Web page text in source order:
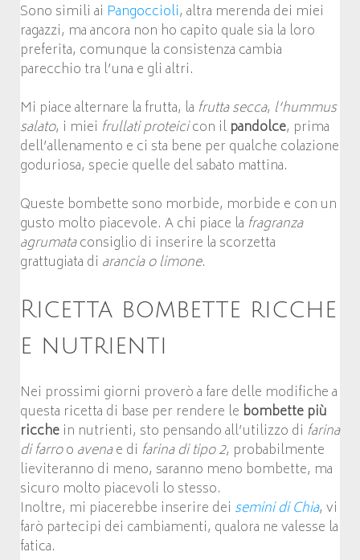
Sono simili ai Pangoccioli, altra merenda dei miei
ragazzi, ma ancora non ho capito quale sia la loro
preferita, comunque la consistenza cambia
parecchio tra l’una e gli altri.
Mi piace alternare la frutta, la frutta secca, l’hummus
salato, i miei frullati proteicicon il pandolce, prima
dell’allenamento e ci sta bene per qualche colazione
goduriosa, specie quelle del sabato mattina.
Queste bombette sono morbide, morbide e con un
gusto molto piacevole. A chi piace la fragranza
agrumataconsiglio di inserire la scorzetta
grattugiata di arancia o limone.
Ricetta bombette ricche
e nutrienti
Nei prossimi giorni proverò a fare delle modifiche a
questa ricetta di base per rendere le bombette più
ricche in nutrienti, sto pensando all’utilizzo di farina
di farroo avenae di farina di tipo 2, probabilmente
lieviteranno di meno, saranno meno bombette, ma
sicuro molto piacevoli lo stesso.
Inoltre, mi piacerebbe inserire dei semini di Chia, vi
farò partecipi dei cambiamenti, qualora ne valesse la
fatica.